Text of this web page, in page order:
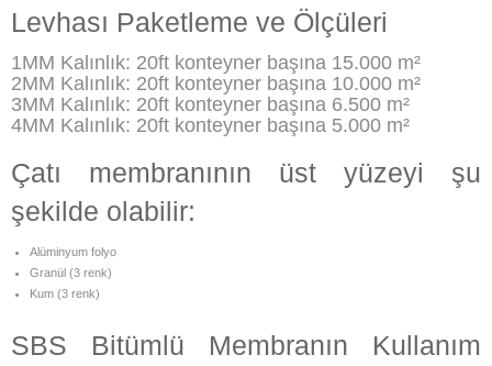
Levhası Paketleme ve Ölçüleri
1MM Kalınlık: 20ft konteyner başına 15.000 m²
2MM Kalınlık: 20ft konteyner başına 10.000 m²
3MM Kalınlık: 20ft konteyner başına 6.500 m²
4MM Kalınlık: 20ft konteyner başına 5.000 m²
Çatı membranının üst yüzeyi şu
şekilde olabilir:
Alüminyum folyo
Granül (3 renk)
Kum (3 renk)
SBS Bitümlü Membranın Kullanım